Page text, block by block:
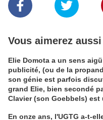
Vous aimerez aussi
Elie Domota a un sens
publicité, (ou de la
son génie est parfois
grand Elie, bien secondé
Clavier (son Goebbels) est
de quoi ? Les Guadeloupéens sont
En onze ans, l'UGTG a-t-